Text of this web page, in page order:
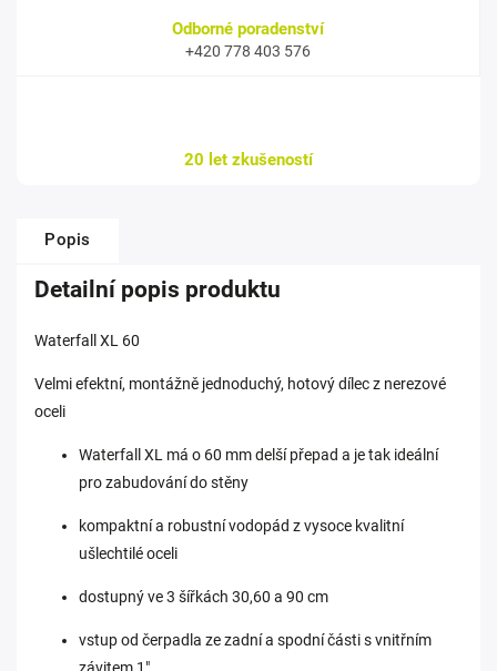
Odborné poradenství
+420 778 403 576
20 let zkušeností
Popis
Detailní popis produktu
Waterfall XL 60
Velmi efektní, montážně jednoduchý, hotový dílec z nerezové
oceli
Waterfall XL má o 60 mm delší přepad a je tak ideální
pro zabudování do stěny
kompaktní a robustní vodopád z vysoce kvalitní
ušlechtilé oceli
dostupný ve 3 šířkách 30,60 a 90 cm
vstup od čerpadla ze zadní a spodní části s vnitřním